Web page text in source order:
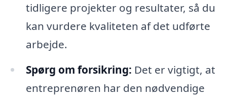
tidligere projekter og resultater, så du
kan vurdere kvaliteten af det udførte
arbejde.
Spørg om forsikring: Det er vigtigt, at
entreprenøren har den nødvendige